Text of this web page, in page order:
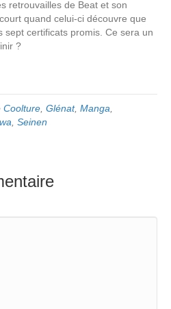
retrouvailles de Beat et son
quand celui-ci découvre que
sept certificats promis. Ce sera un
?
Coolture Glénat, Manga
Seinen